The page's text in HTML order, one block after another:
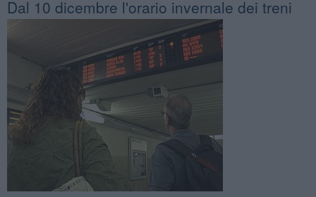
Dal 10 dicembre l'orario invernale dei treni